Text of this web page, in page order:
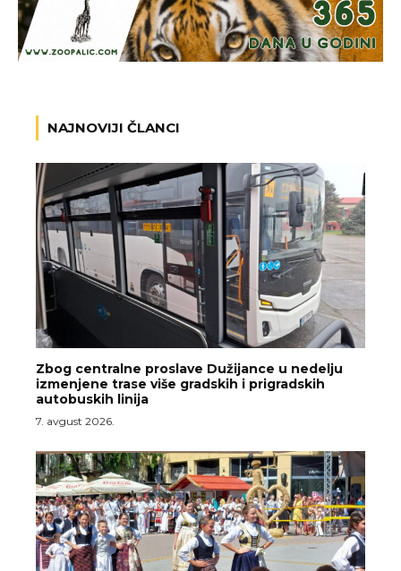
NAJNOVIJI ČLANCI
Zbog centralne proslave Dužijance u nedelju
izmenjene trase više gradskih i prigradskih
autobuskih linija
7. avgust 2026.